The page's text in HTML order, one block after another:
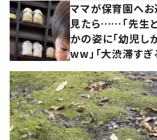
ママが保育園へ
見たら……「先生と
かの姿に「幼児し
ww」「大渋滞すぎ